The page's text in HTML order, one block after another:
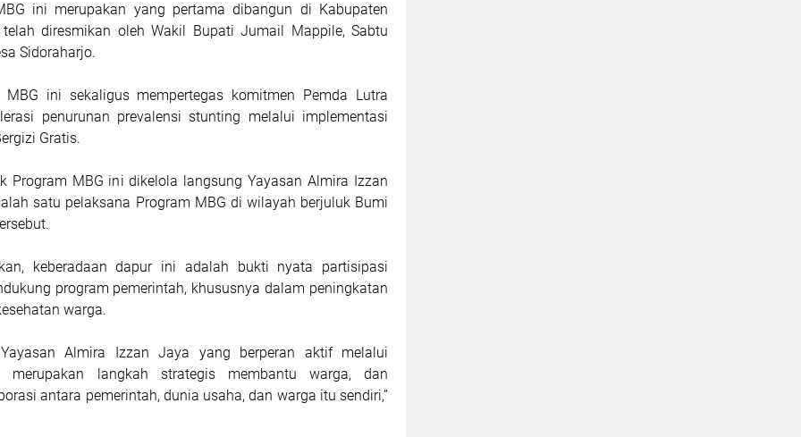
ini merupakan yang pertama dibangun di Kabupaten
diresmikan oleh Wakil Bupati Jumail Mappile, Sabtu
Sidoraharjo.
MBG ini sekaligus mempertegas komitmen Pemda Lutra
penurunan prevalensi stunting melalui implementasi
Gratis.
Program MBG ini dikelola langsung Yayasan Almira Izzan
satu pelaksana Program MBG di wilayah berjuluk Bumi
keberadaan dapur ini adalah bukti nyata partisipasi
program pemerintah, khususnya dalam peningkatan
warga.
Almira Izzan Jaya yang berperan aktif melalui
langkah strategis membantu warga, dan
antara pemerintah, dunia usaha, dan warga itu sendiri,”